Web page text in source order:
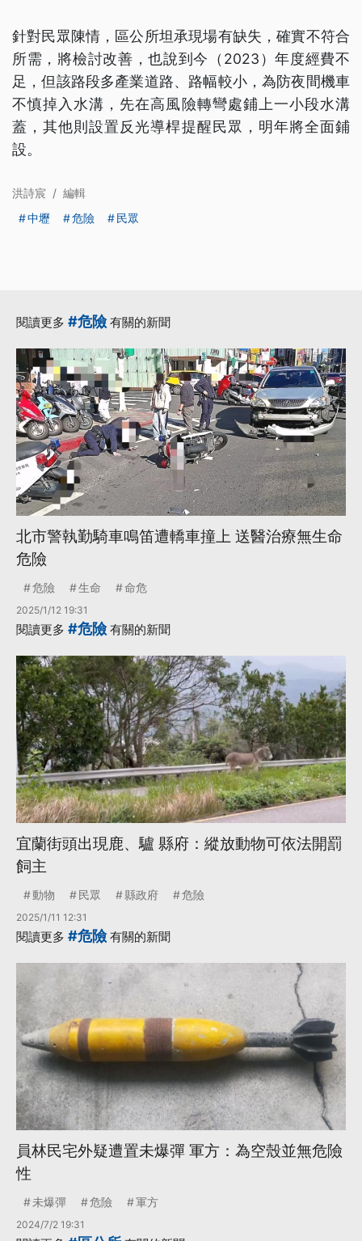
針對民眾陳情，區公所坦承現場有缺失，確實不符合
所需，將檢討改善，也說到今（2023）年度經費不
足，但該路段多產業道路、路幅較小，為防夜間機車
不慎掉入水溝，先在高風險轉彎處鋪上一小段水溝
蓋，其他則設置反光導桿提醒民眾，明年將全面鋪
設。
洪詩宸 / 編輯
中壢
危險 民眾
閱讀更多 #危險有關的新聞
北市警執勤騎車鳴笛遭轎車撞上 送醫治療無生命
危險
危險 生命 命危
2025/1/12 19:31
閱讀更多 #危險有關的新聞
宜蘭街頭出現鹿、驢 縣府：縱放動物可依法開罰
飼主
動物 民眾 縣政府 危險
2025/1/11 12:31
閱讀更多 #危險有關的新聞
員林民宅外疑遭置未爆彈 軍方：為空殼並無危險
性
未爆彈 危險 軍方
2024/7/2 19:31